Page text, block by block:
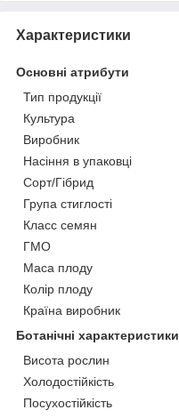
Характеристики
Основні атрибути
Тип продукції
Культура
Виробник
Насіння в упаковці
Сорт/Гібрид
Група стиглості
Класс семян
ГМО
Маса плоду
Колір плоду
Країна виробник
Ботанічні характеристики
Висота рослин
Холодостійкість
Посухостійкість